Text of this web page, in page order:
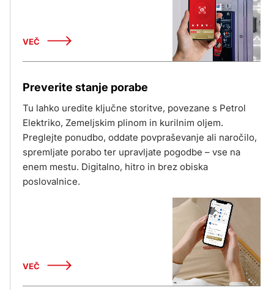
VEČ
Preverite stanje porabe
Tu lahko uredite ključne storitve, povezane s Petrol
Elektriko, Zemeljskim plinom in kurilnim oljem.
Preglejte ponudbo, oddate povpraševanje ali naročilo,
spremljate porabo ter upravljate pogodbe – vse na
enem mestu. Digitalno, hitro in brez obiska
poslovalnice.
VEČ